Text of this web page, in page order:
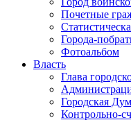
Почетные
Города-
Фотоальбом
Власть
Глава
Городская
Контрольно-